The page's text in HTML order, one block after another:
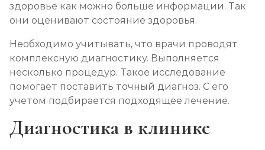
здоровье как можно больше информации. Так
они оценивают состояние здоровья.
Необходимо учитывать, что врачи проводят
комплексную диагностику. Выполняется
несколько процедур. Такое исследование
помогает поставить точный диагноз. С его
учетом подбирается подходящее лечение.
Диагностика в клинике